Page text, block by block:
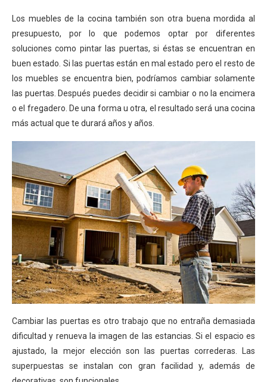
Los muebles de la cocina también son otra buena mordida al
presupuesto, por lo que podemos optar por diferentes
soluciones como pintar las puertas, si éstas se encuentran en
buen estado. Si las puertas están en mal estado pero el resto de
los muebles se encuentra bien, podríamos cambiar solamente
las puertas. Después puedes decidir si cambiar o no la encimera
o el fregadero. De una forma u otra, el resultado será una cocina
más actual que te durará años y años.
Cambiar las puertas es otro trabajo que no entraña demasiada
dificultad y renueva la imagen de las estancias. Si el espacio es
ajustado, la mejor elección son las puertas correderas. Las
superpuestas se instalan con gran facilidad y, además de